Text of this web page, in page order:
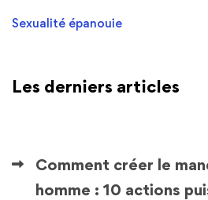
Sexualité épanouie
Les derniers articles
Comment créer le
homme : 10 actions